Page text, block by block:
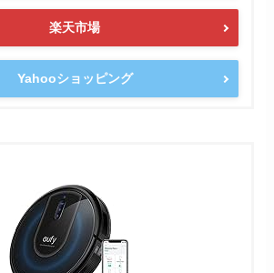
楽天市場
Yahooショッピング